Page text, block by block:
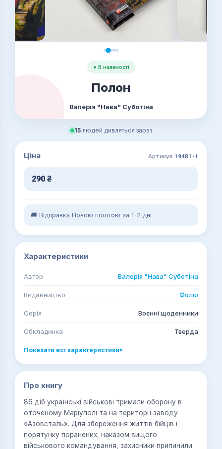
● В наявності
Полон
Валерія "Нава" Суботіна
15людей дивляться зараз
Ціна Артикул 19481-1
290 ₴
🚚 Відправка Новою поштою за 1–2 дні
Характеристики
Автор Валерія "Нава" Суботіна
Видавництво Фоліо
Серія Воєнні щоденники
Обкладинка Тверда
Показати всі характеристики▾
Про книгу
86 діб українські військові тримали оборону в
оточеному Маріуполі та на території заводу
«Азовсталь». Для збереження життів бійців і
порятунку поранених, наказом вищого
військового командування, захисники припинили